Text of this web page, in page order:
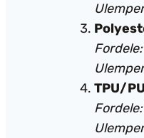
Fordele:
TPU/
Fordele: